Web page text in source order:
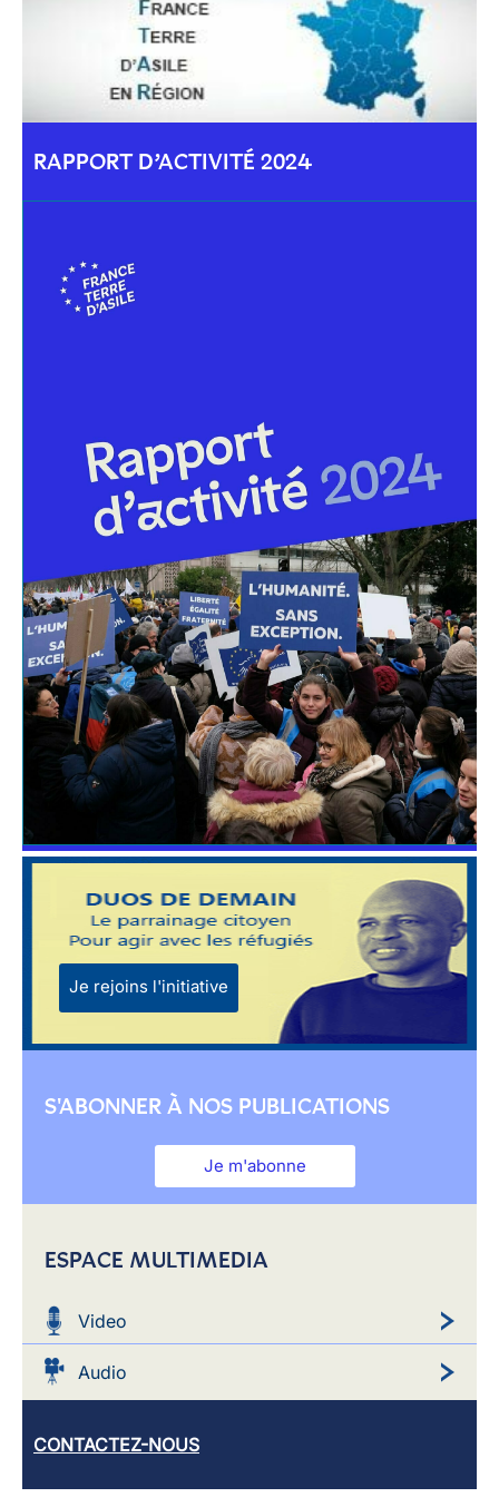
RAPPORT D’ACTIVITÉ 2024
Je rejoins l'initiative
S'ABONNER À NOS PUBLICATIONS
Je m'abonne
ESPACE MULTIMEDIA
Video
Audio
CONTACTEZ-NOUS